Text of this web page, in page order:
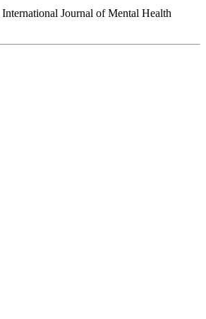
Journal of Mental Health